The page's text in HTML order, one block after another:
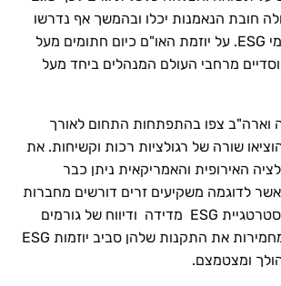
חובת הנאמנות יכלו ובהמשך אף נדרשו
לקחת בחשבון גורמי ESG. על יוזמת האו"ם כיום חתומים מעל
מוסדיים מרחבי העולם המנהלים ביחד מעל
וארה"ב צפו בהתפתחות התחום לאורך
שורה של רגולציות רכות וקשיחות. את
האירופית והאמריקאית ניתן כבר
לדוגמה משקיעים זרים דורשים מחברות
ישראליות להציג אסטרטגיית ESG מדידה ודיווח של גורמים
מהותיים. מדינות מחמירות את התקנות שלהן סביב יוזמות ESG
ומצטמצם.